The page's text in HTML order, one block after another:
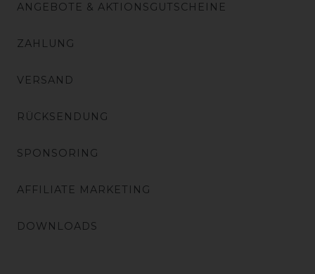
ANGEBOTE & AKTIONSGUTSCHEINE
ZAHLUNG
VERSAND
RÜCKSENDUNG
SPONSORING
AFFILIATE MARKETING
DOWNLOADS